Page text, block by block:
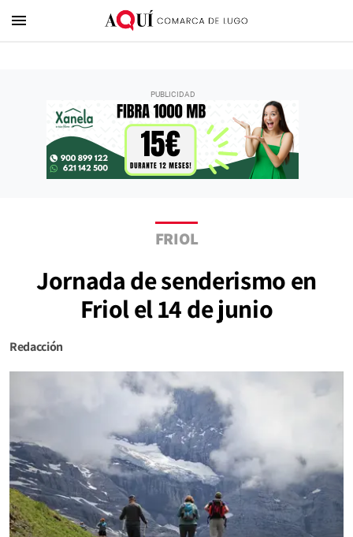
menu
FRIOL
Jornada de senderismo en
Friol el 14 de junio
Redacción